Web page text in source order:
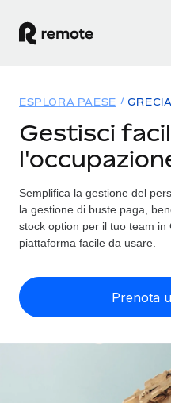
ASSUMI NEL MONDO
Global Payroll
Gestisci il payroll a
Employer of Record
Contractor
Chiedi a un esperto
Soluzioni
COPERTURA GLOBALE
Ricerca paesi
Trova i servizi di
Confronta Remote
Scopri come ci
DIVENTA NOSTRO
Partner tecnologici
Integra l'HR globale
Tariffe
English
ESPLORA PAESE GRECIA
Gestisci
Semplifica la gestione del
la gestione di buste paga,
stock option per il tuo team in
piattaforma facile da usare.
Prenota